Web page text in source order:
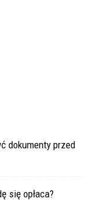
dokumenty przed
się opłaca?